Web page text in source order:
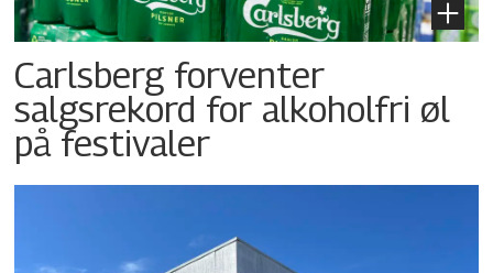
Carlsberg forventer
salgsrekord for alkoholfri øl
på festivaler